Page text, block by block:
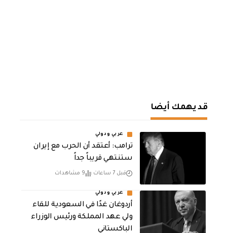
قد يهمك أيضا
عربي ودولي
‏ترامب: أعتقد أن الحرب مع إيران
ستنتهي قريباً جداً
قبل 7 ساعات 9 مشاهدات
عربي ودولي
أردوغان غدًا في السعودية للقاء
ولي عهد المملكة ورئيس الوزراء
الباكستاني